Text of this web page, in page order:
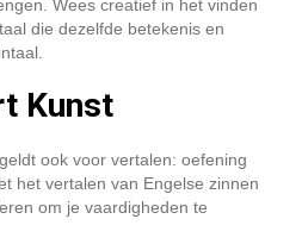
Wees creatief in het vinden
die dezelfde betekenis en
Kunst
ook voor vertalen: oefening
het vertalen van Engelse zinnen
om je vaardigheden te